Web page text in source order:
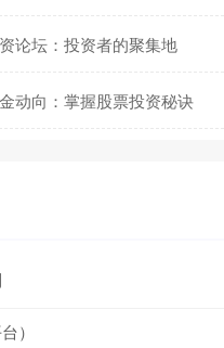
论坛：投资者的聚集地
动向：掌握股票投资秘诀
）